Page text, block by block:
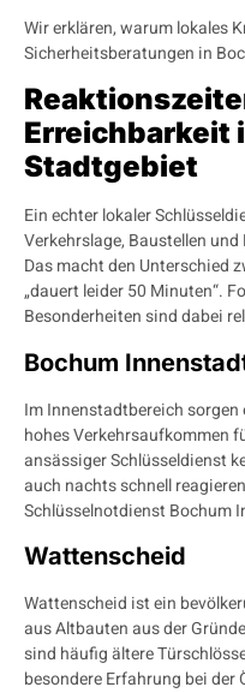
Wir erklären, warum lokales
Sicherheitsberatungen in
Erreichbarkeit
Stadtgebiet
Ein echter lokaler
Verkehrslage, Baustellen
Das macht den Unterschied
„dauert leider 50 Minuten“.
Besonderheiten sind dabei
Bochum
Im Innenstadtbereich sorgen
hohes Verkehrsaufkommen
ansässiger Schlüsseldienst
auch nachts schnell
Schlüsselnotdienst Bochum
Wattenscheid
Wattenscheid ist ein
aus Altbauten aus der
sind häufig ältere
besondere Erfahrung bei der